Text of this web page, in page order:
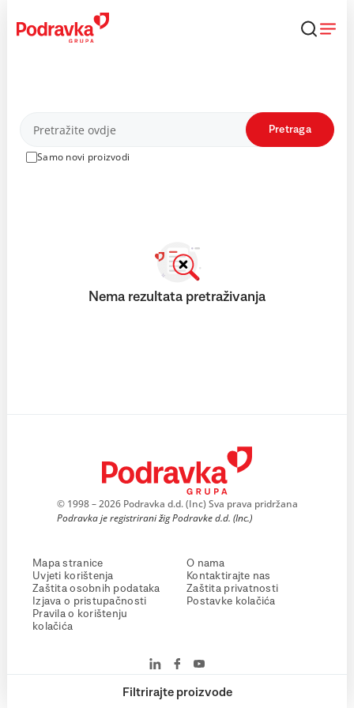
content
Proizvodi
Samo novi proizvodi
Pretraga
Filtrirajte proizvode
Nema rezultata pretraživanja
© 1998 – 2026 Podravka d.d. (Inc) Sva prava pridržana
Podravka je registrirani žig Podravke d.d. (Inc.)
Mapa stranice
Uvjeti korištenja
Zaštita osobnih podataka
Izjava o pristupačnosti
Pravila o korištenju
kolačića
O nama
Kontaktirajte nas
Zaštita privatnosti
Postavke kolačića